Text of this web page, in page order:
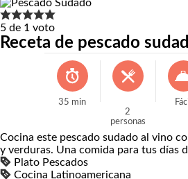
5 de 1 voto
Receta de pescado
35 min
2
personas
Cocina este pescado sudado al vino
y verduras. Una comida para tus días
Plato Pescados
Cocina Latinoamericana